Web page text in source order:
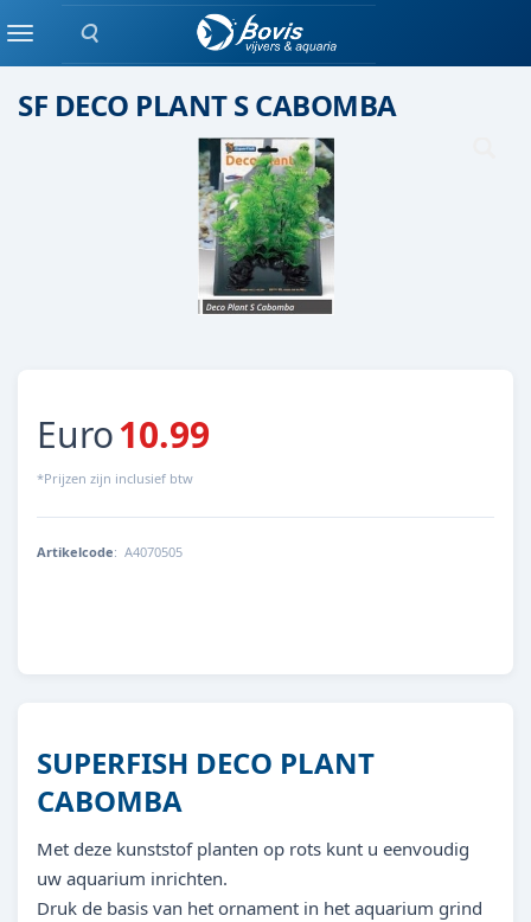
Zoeken
MenuKunstplant
SF DECO PLANT S CABOMBA
Euro10.99
*Prijzen zijn inclusief btw
Artikelcode: A4070505
SUPERFISH DECO PLANT
CABOMBA
Met deze kunststof planten op rots kunt u eenvoudig
uw aquarium inrichten.
Druk de basis van het ornament in het aquarium grind